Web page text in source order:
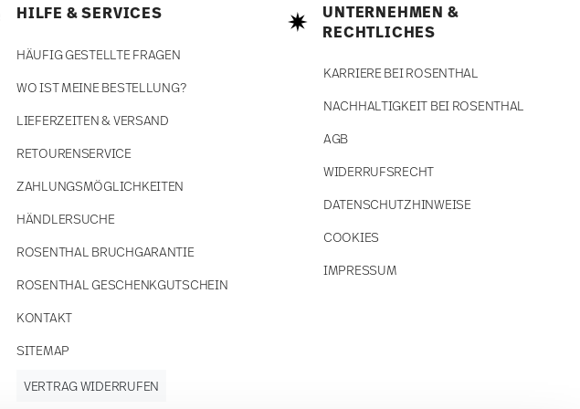
in
HILFE & SERVICES
HÄUFIG GESTELLTE FRAGEN
WO IST MEINE BESTELLUNG?
LIEFERZEITEN & VERSAND
RETOURENSERVICE
ZAHLUNGSMÖGLICHKEITEN
HÄNDLERSUCHE
ROSENTHAL BRUCHGARANTIE
ROSENTHAL GESCHENKGUTSCHEIN
KONTAKT
SITEMAP
UNTERNEHMEN &
RECHTLICHES
KARRIERE BEI ROSENTHAL
NACHHALTIGKEIT BEI ROSENTHAL
AGB
WIDERRUFSRECHT
DATENSCHUTZHINWEISE
COOKIES
IMPRESSUM
VERTRAG WIDERRUFEN